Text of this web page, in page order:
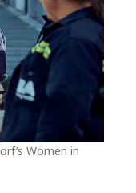
Women in